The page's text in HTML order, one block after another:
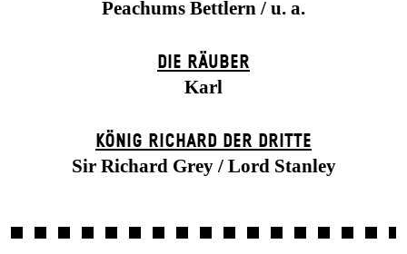
Peachums Bettlern / u. a.
DIE RÄUBER
Karl
KÖNIG RICHARD DER DRITTE
Sir Richard Grey / Lord Stanley